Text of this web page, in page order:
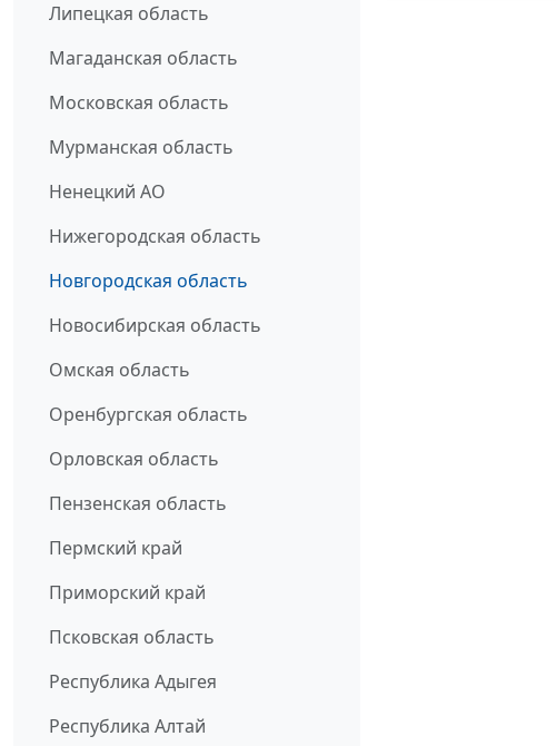
Липецкая область
Магаданская область
Московская область
Мурманская область
Ненецкий АО
Нижегородская область
Новгородская область
Новосибирская область
Омская область
Оренбургская область
Орловская область
Пензенская область
Пермский край
Приморский край
Псковская область
Республика Адыгея
Республика Алтай